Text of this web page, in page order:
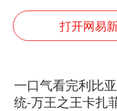
郑
梁
打开网易
一口气看完利比
统-万王之王卡扎